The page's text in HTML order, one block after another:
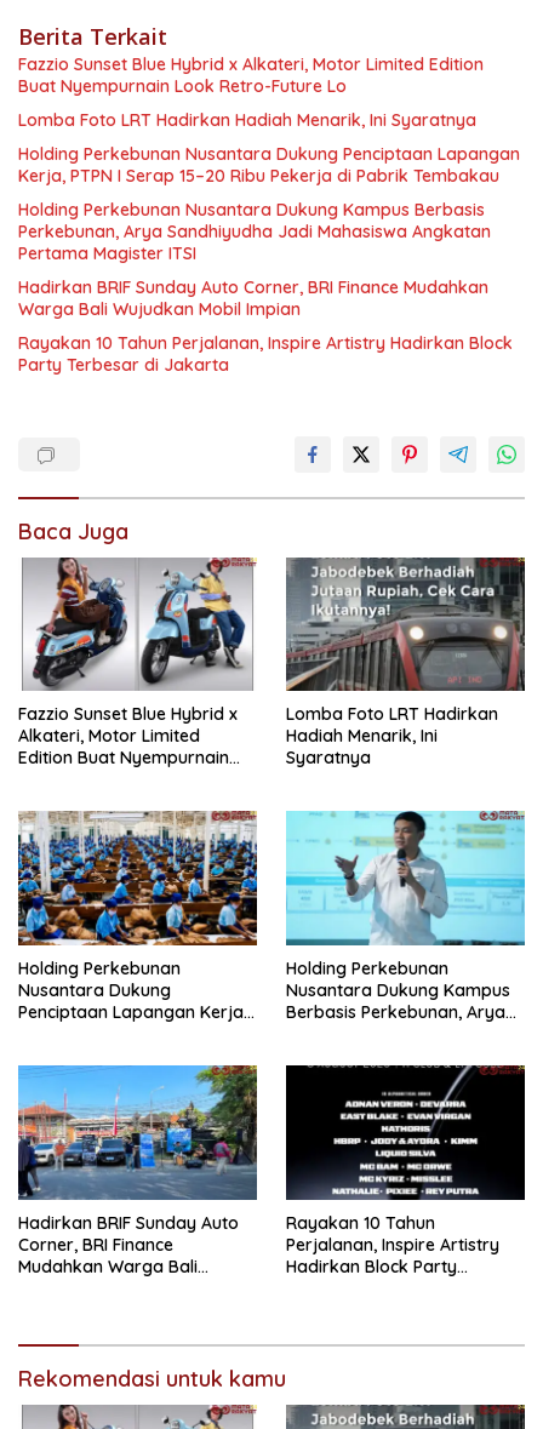
Berita Terkait
Fazzio Sunset Blue Hybrid x Alkateri, Motor Limited Edition
Buat Nyempurnain Look Retro-Future Lo
Lomba Foto LRT Hadirkan Hadiah Menarik, Ini Syaratnya
Holding Perkebunan Nusantara Dukung Penciptaan Lapangan
Kerja, PTPN I Serap 15–20 Ribu Pekerja di Pabrik Tembakau
Holding Perkebunan Nusantara Dukung Kampus Berbasis
Perkebunan, Arya Sandhiyudha Jadi Mahasiswa Angkatan
Pertama Magister ITSI
Hadirkan BRIF Sunday Auto Corner, BRI Finance Mudahkan
Warga Bali Wujudkan Mobil Impian
Rayakan 10 Tahun Perjalanan, Inspire Artistry Hadirkan Block
Party Terbesar di Jakarta
Baca Juga
Fazzio Sunset Blue Hybrid x
Alkateri, Motor Limited
Edition Buat Nyempurnain
Lomba Foto LRT Hadirkan
Hadiah Menarik, Ini
Syaratnya
Holding Perkebunan
Nusantara Dukung
Penciptaan Lapangan Kerja,
Holding Perkebunan
Nusantara Dukung Kampus
Berbasis Perkebunan, Arya
Pertama Magister ITSI
Hadirkan BRIF Sunday Auto
Corner, BRI Finance
Mudahkan Warga Bali
Rayakan 10 Tahun
Perjalanan, Inspire Artistry
Hadirkan Block Party
Rekomendasi untuk kamu